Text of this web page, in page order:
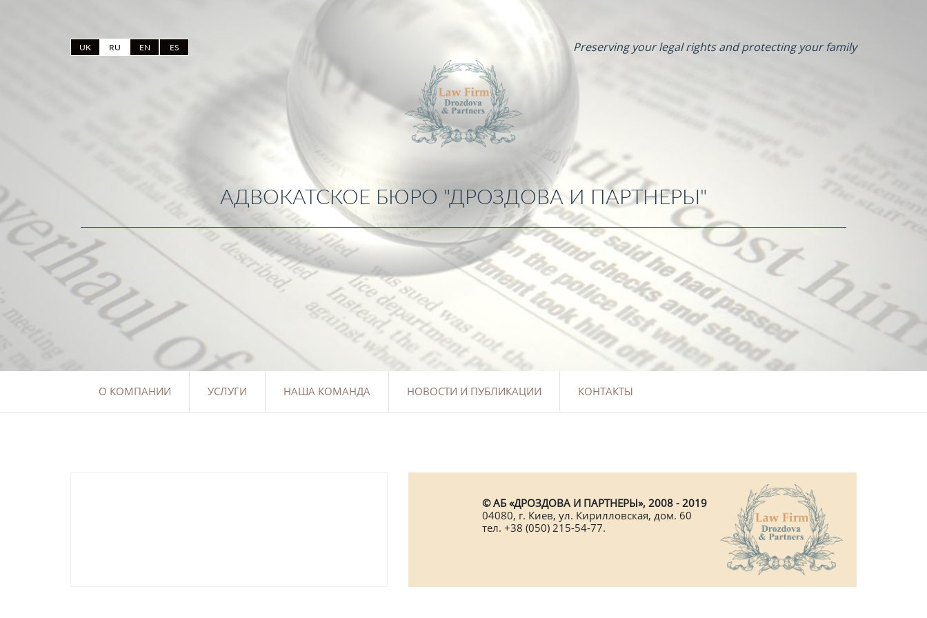
UK RU EN ES Preserving your legal rights and protecting your family
АДВОКАТСКОЕ БЮРО "ДРОЗДОВА И ПАРТНЕРЫ"
О КОМПАНИИ УСЛУГИ НАША КОМАНДА НОВОСТИ И ПУБЛИКАЦИИ КОНТАКТЫ
© АБ «ДРОЗДОВА И ПАРТНЕРЫ», 2008 - 2019
04080, г. Киев, ул. Кирилловская, дом. 60
тел. +38 (050) 215-54-77.